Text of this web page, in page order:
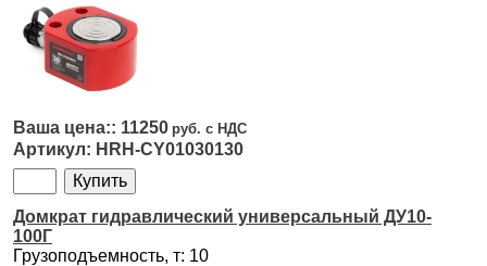
11250
HRH-CY01030130
Домкрат гидравлический универсальный ДУ10-
100Г
Грузоподъемность, т: 10